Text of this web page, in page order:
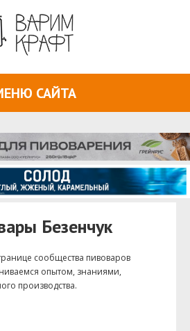
САЙТА
Безенчук
сообщества пивоваров
опытом, знаниями,
производства.